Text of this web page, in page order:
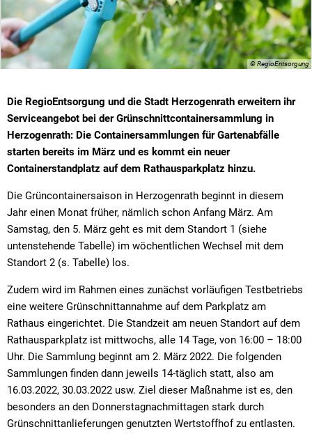
© RegioEntsorgung
Die RegioEntsorgung und die Stadt Herzogenrath erweitern ihr
Serviceangebot bei der Grünschnittcontainersammlung in
Herzogenrath: Die Containersammlungen für Gartenabfälle
starten bereits im März und es kommt ein neuer
Containerstandplatz auf dem Rathausparkplatz hinzu.
Die Grüncontainersaison in Herzogenrath beginnt in diesem
Jahr einen Monat früher, nämlich schon Anfang März. Am
Samstag, den 5. März geht es mit dem Standort 1 (siehe
untenstehende Tabelle) im wöchentlichen Wechsel mit dem
Standort 2 (s. Tabelle) los.
Zudem wird im Rahmen eines zunächst vorläufigen Testbetriebs
eine weitere Grünschnittannahme auf dem Parkplatz am
Rathaus eingerichtet. Die Standzeit am neuen Standort auf dem
Rathausparkplatz ist mittwochs, alle 14 Tage, von 16:00 – 18:00
Uhr. Die Sammlung beginnt am 2. März 2022. Die folgenden
Sammlungen finden dann jeweils 14-täglich statt, also am
16.03.2022, 30.03.2022 usw. Ziel dieser Maßnahme ist es, den
besonders an den Donnerstagnachmittagen stark durch
Grünschnittanlieferungen genutzten Wertstoffhof zu entlasten.